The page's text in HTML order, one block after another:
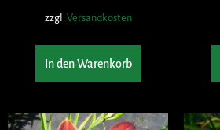
zzgl.Versandkosten
In den Warenkorb